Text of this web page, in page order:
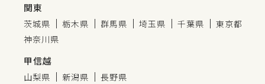
関東
茨城県 栃木県 群馬県 埼玉県 千葉県
東京都
神奈川県
甲信越
山梨県 新潟県 長野県